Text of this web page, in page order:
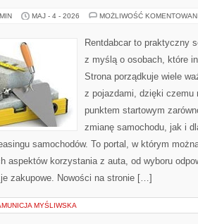
MAJ - 4 - 2026 MOŻLIWOŚĆ
Rentdabcar to praktyczny
z myślą o osobach, które
Strona porządkuje wiele
z pojazdami, dzięki czemu
punktem startowym
zmianę samochodu, jak i
samochodów. To portal, w którym
aspektów korzystania z auta, od wyboru
zakupowe. Nowości na stronie […]
MYŚLIWSKA